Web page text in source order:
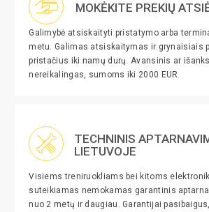
MOKĖKITE PREKIŲ
Galimybė atsiskaityti pristatymo arba
metu. Galimas atsiskaitymas ir grynaisiais
pristačius iki namų durų. Avansinis ar
nereikalingas, sumoms iki 2000 EUR.
TECHNINIS
LIETUVOJE
Visiems treniruokliams bei kitoms
suteikiamas nemokamas garantinis
nuo 2 metų ir daugiau. Garantijai